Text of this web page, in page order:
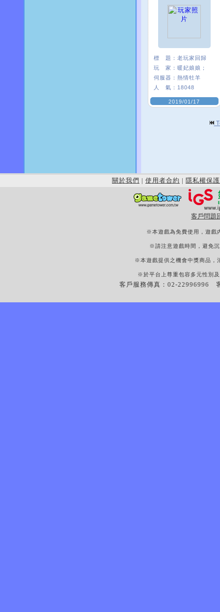
標 題： 老玩家回歸
玩 家： 暖妃娘娘；
伺服器： 熱情牡羊
人 氣： 18048
2019/01/17
關於我們 | 使用者合約 | 隱私權保護
客戶問題
※本遊戲為免費使用，遊戲
※請注意遊戲時間，避免
※本遊戲提供之機會中獎商品，
※於平台上尊重包容多元性別
客戶服務傳真：02-22996996